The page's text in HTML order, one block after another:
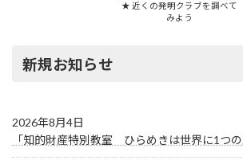
★ 近くの発明クラブを調べて
みよう
新規お知らせ
2026年8月4日
「知的財産特別教室 ひらめきは世界に1つ